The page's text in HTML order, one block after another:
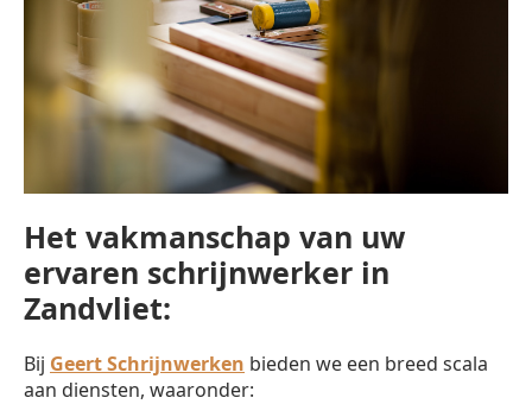
Het vakmanschap van uw
ervaren schrijnwerker in
Zandvliet:
Bij Geert Schrijnwerken bieden we een breed scala
aan diensten, waaronder: